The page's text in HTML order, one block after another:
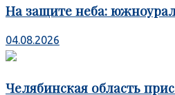
На защите неба:
04.08.2026
Челябинская область